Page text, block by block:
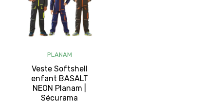
PLANAM
Veste Softshell
enfant BASALT
NEON Planam |
Sécurama